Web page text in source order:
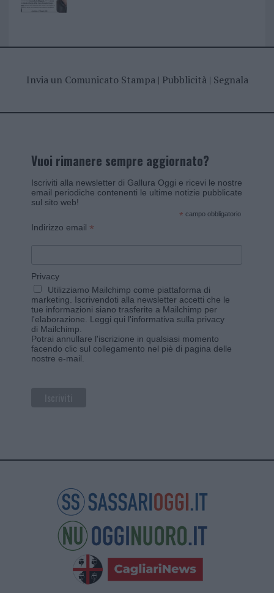
Invia un Comunicato Stampa| Pubblicità| Segnala
Vuoi rimanere sempre aggiornato?
Iscriviti alla newsletter di Gallura Oggi e ricevi le nostre
email periodiche contenenti le ultime notizie pubblicate
sul sito web!
* campo obbligatorio
Indirizzo email *
Privacy
Utilizziamo Mailchimp come piattaforma di
marketing. Iscrivendoti alla newsletter accetti che le
tue informazioni siano trasferite a Mailchimp per
l'elaborazione. Leggi qui l'informativa sulla privacy
di Mailchimp
Potrai annullare l'iscrizione in qualsiasi momento
facendo clic sul collegamento nel piè di pagina delle
nostre e-mail.